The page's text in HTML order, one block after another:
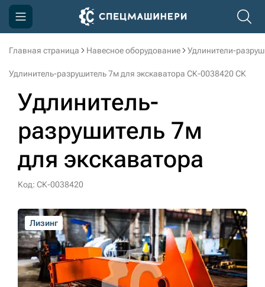
Главная страница Навесное оборудование Удлинители-
Удлинитель-разрушитель 7м для экскаватора СК-0038420 СК
Удлинитель-
разрушитель 7м
для экскаватора
Код: СК-0038420
Лизинг
Лизинг
Лизинг
Лизинг
Лизинг
Компания
Доставка и оплата
Информация
Контакты
3D тур по производству
sksale@skdst.ru
+7 (499) 394-50-93